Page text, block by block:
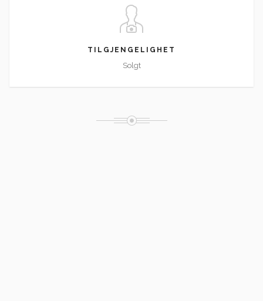
TILGJENGELIGHET
Solgt